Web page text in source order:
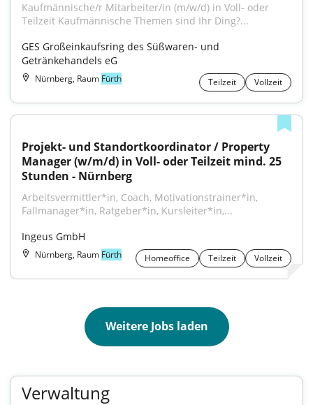
Kaufmännische/r Mitarbeiter/in (m/w/d) in Voll- oder
Teilzeit Kaufmännische Themen sind Ihr Ding?...
GES Großeinkaufsring des Süßwaren- und
Getränkehandels eG
Nürnberg, Raum Fürth Teilzeit Vollzeit
Projekt- und Standortkoordinator / Property
Manager (w/m/d) in Voll- oder Teilzeit mind. 25
Stunden - Nürnberg
Arbeitsvermittler*in, Coach, Motivationstrainer*in,
Fallmanager*in, Ratgeber*in, Kursleiter*in,...
Ingeus GmbH
Nürnberg, Raum Fürth Homeoffice Teilzeit Vollzeit
Weitere Jobs laden
Verwaltung